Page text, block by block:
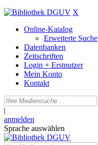
X
Online-Katalog
Erweiterte Suche
Datenbanken
Zeitschriften
Login + Erstnutzer
Mein Konto
Kontakt
|
anmelden
Sprache auswählen